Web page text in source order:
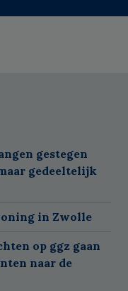
gestegen
gedeeltelijk
in Zwolle
op ggz gaan
naar de